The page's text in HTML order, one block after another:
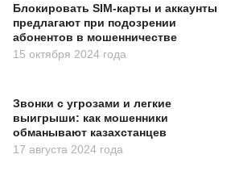
Блокировать SIM-карты и аккаунты
предлагают при подозрении
абонентов в мошенничестве
15 октября 2024 года
Звонки с угрозами и легкие
выигрыши: как мошенники
обманывают казахстанцев
17 августа 2024 года